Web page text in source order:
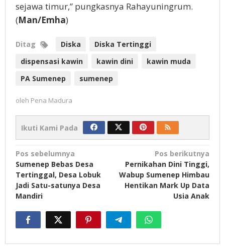
sejawa timur,” pungkasnya Rahayuningrum.
(Man/Emha)
Ditag Diska
Diska Tertinggi
dispensasi kawin
kawin dini
kawin muda
PA Sumenep
sumenep
oleh Pena Madura
Ikuti Kami Pada
Navigasi
pos
Pos sebelumnya
Sumenep Bebas Desa
Tertinggal, Desa Lobuk
Jadi Satu-satunya Desa
Mandiri
Pos berikutnya
Pernikahan Dini Tinggi,
Wabup Sumenep Himbau
Hentikan Mark Up Data
Usia Anak